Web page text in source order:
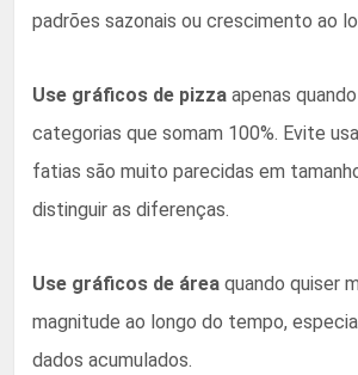
padrões sazonais ou crescimento ao
Use gráficos de pizza apenas
categorias que somam 100%. Evite
fatias são muito parecidas em
distinguir as diferenças.
Use gráficos de área quando quiser
magnitude ao longo do tempo,
dados acumulados.